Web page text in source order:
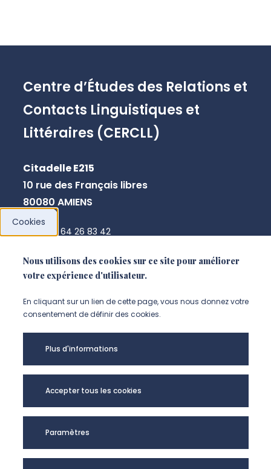
Centre d’Études des Relations et
Contacts Linguistiques et
Littéraires (CERCLL)
Citadelle E215
10 rue des Français libres
80080 AMIENS
+33 3 64 26 83 42
NOUS CONTACTER
CERCLL - UR UPJV
Cookies
Nous utilisons des cookies sur ce site pour améliorer
votre expérience d'utilisateur.
En cliquant sur un lien de cette page, vous nous donnez votre
consentement de définir des cookies.
Plus d'informations
Accepter tous les cookies
Paramètres